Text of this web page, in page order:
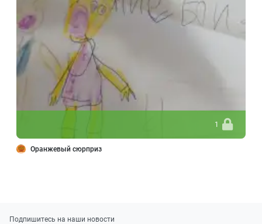
1
Оранжевый сюрприз
Подпишитесь на наши новости